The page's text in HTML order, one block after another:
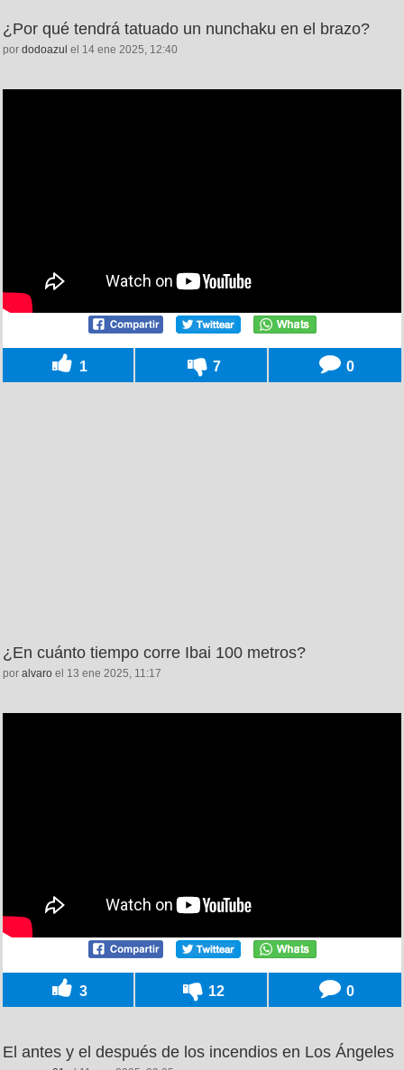
¿Por qué tendrá tatuado un nunchaku en el brazo?
por dodoazul el 14 ene 2025, 12:40
1 7 0
¿En cuánto tiempo corre Ibai 100 metros?
por alvaro el 13 ene 2025, 11:17
3 12 0
El antes y el después de los incendios en Los Ángeles